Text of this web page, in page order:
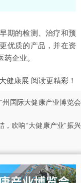
期的检测、治疗和预
优质的产品，并在资
企业。
健康展 阅读更精彩！
国际大健康产业博览会
吹响“大健康产业”振兴